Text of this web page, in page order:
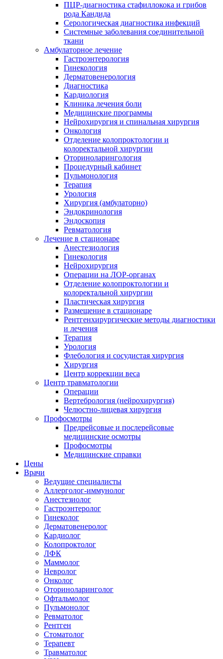
ПЦР-диагностика стафиллокока и грибов
рода Кандида
Серологическая диагностика инфекций
Системные заболевания соединительной
ткани
Амбулаторное лечение
Гастроэнтерология
Гинекология
Дерматовенерология
Диагностика
Кардиология
Клиника лечения боли
Медицинские программы
Нейрохирургия и спинальная хирургия
Онкология
Отделение колопроктологии и
колоректальной хирургии
Оториноларингология
Процедурный кабинет
Пульмонология
Терапия
Урология
Хирургия (амбулаторно)
Эндокринология
Эндоскопия
Ревматология
Лечение в стационаре
Анестезиология
Гинекология
Нейрохирургия
Операции на ЛОР-органах
Отделение колопроктологии и
колоректальной хирургии
Пластическая хирургия
Размещение в стационаре
Рентгенхирургические методы диагностики
и лечения
Терапия
Урология
Флебология и сосудистая хирургия
Хирургия
Центр коррекции веса
Центр травматологии
Операции
Вертебрология (нейрохирургия)
Челюстно-лицевая хирургия
Профосмотры
Предрейсовые и послерейсовые
медицинские осмотры
Профосмотры
Медицинские справки
Цены
Врачи
Ведущие специалисты
Аллерголог-иммунолог
Анестезиолог
Гастроэнтеролог
Гинеколог
Дерматовенеролог
Кардиолог
Колопроктолог
ЛФК
Маммолог
Невролог
Онколог
Оториноларинголог
Офтальмолог
Пульмонолог
Ревматолог
Рентген
Стоматолог
Терапевт
Травматолог